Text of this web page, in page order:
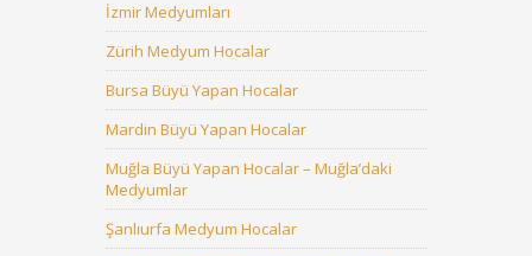
İzmir Medyumları
Zürih Medyum Hocalar
Bursa Büyü Yapan Hocalar
Mardin Büyü Yapan Hocalar
Muğla Büyü Yapan Hocalar – Muğla’daki
Medyumlar
Şanlıurfa Medyum Hocalar